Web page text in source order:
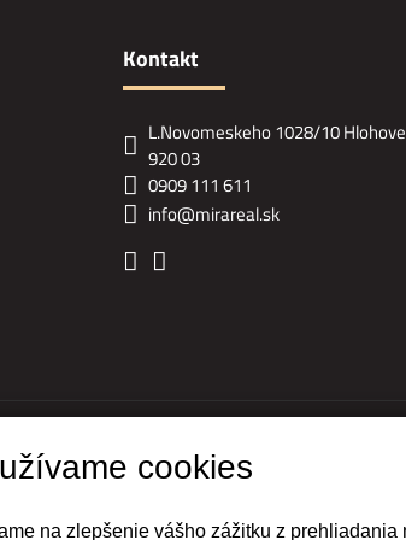
Kontakt
L.Novomeskeho 1028/10
920 03
0909 111 611
info@mirareal.sk
webdesign|webex.digital
cookies
na zlepšenie vášho zážitku z prehliadania